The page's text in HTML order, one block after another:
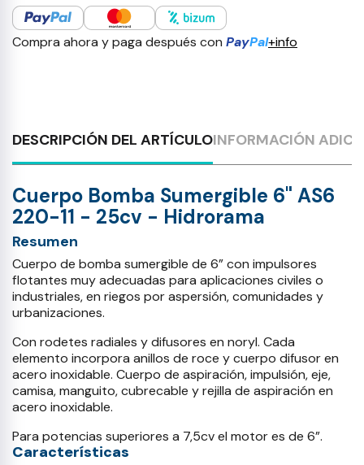
Compra ahora y paga después con PayPal+info
DESCRIPCIÓN DEL ARTÍCULOINFORMACIÓN
Cuerpo Bomba Sumergible 6" AS6
220-11 - 25cv - Hidrorama
Resumen
Cuerpo de bomba sumergible de 6” con impulsores
flotantes muy adecuadas para aplicaciones civiles o
industriales, en riegos por aspersión, comunidades y
urbanizaciones.
Con rodetes radiales y difusores en noryl. Cada
elemento incorpora anillos de roce y cuerpo difusor en
acero inoxidable. Cuerpo de aspiración, impulsión, eje,
camisa, manguito, cubrecable y rejilla de aspiración en
acero inoxidable.
Para potencias superiores a 7,5cv el motor es de 6”.
Características